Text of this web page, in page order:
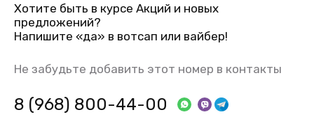
Хотите быть в курсе Акций и новых
предложений?
Напишите «да» в вотсап или вайбер!
Не забудьте добавить этот номер в контакты
8 (968) 800-44-00